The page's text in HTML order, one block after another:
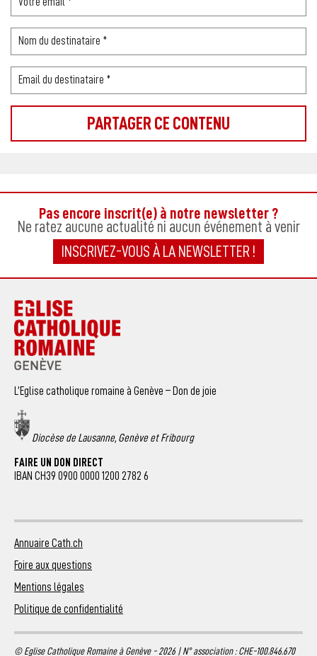
Pas encore inscrit(e) à notre newsletter ?
Ne ratez aucune actualité ni aucun événement à venir
INSCRIVEZ-VOUS À LA NEWSLETTER !
L’Eglise catholique romaine à Genève – Don de joie
Diocèse de Lausanne, Genève et Fribourg
FAIRE UN DON DIRECT
IBAN CH39 0900 0000 1200 2782 6
Annuaire Cath.ch
Foire aux questions
Mentions légales
Politique de confidentialité
© Eglise Catholique Romaine à Genève - 2026 | N° association : CHE-100.846.670